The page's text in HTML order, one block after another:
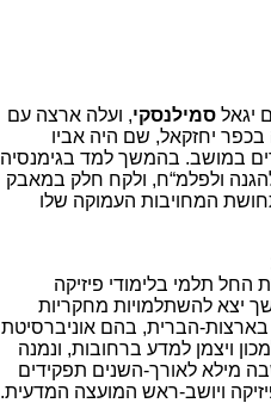
סמילנסקי, ועלה ארצה עם
יחזקאל, שם היה אביו
במושב. בהמשך למד בגימנסיה
ולפלמ“ח, ולקח חלק במאבק
המחויבות העמוקה שלו
תלמי בלימודי פיזיקה
יצא להשתלמויות מחקריות
בארצות-הברית, בהם אוניברסיטת
ויצמן למדע ברחובות, ונמנה
מילא לאורך-השנים תפקידים
ויושב-ראש המועצה המדעית.